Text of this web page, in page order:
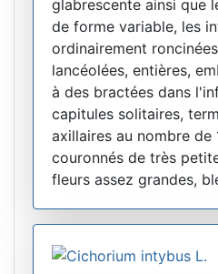
glabrescente ainsi que
de forme variable, les
ordinairement
lancéolées, entières,
à des bractées dans
capitules solitaires,
axillaires au nombre de
couronnés de très
fleurs assez grandes,